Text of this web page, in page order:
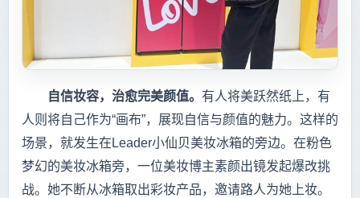
自信妆容，治愈完美颜值。 有人将美跃然纸上，有
人则将自己作为“画布”，展现自信与颜值的魅力。这样的
场景，就发生在Leader小仙贝美妆冰箱的旁边。在粉色
梦幻的美妆冰箱旁，一位美妆博主素颜出镜发起爆改挑
战。她不断从冰箱取出彩妆产品，邀请路人为她上妆。